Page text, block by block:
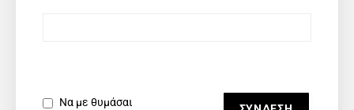
Να με θυμάσαι